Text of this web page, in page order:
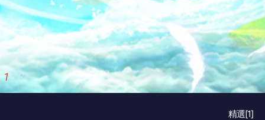
精選[1]
1 / 3